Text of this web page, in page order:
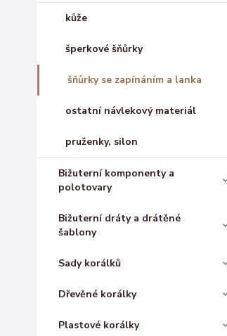
kůže
šperkové šňůrky
šňůrky se zapínáním a lanka
ostatní návlekový materiál
pruženky, silon
Bižuterní komponenty a
polotovary
Bižuterní dráty a drátěné
šablony
Sady korálků
Dřevěné korálky
Plastové korálky